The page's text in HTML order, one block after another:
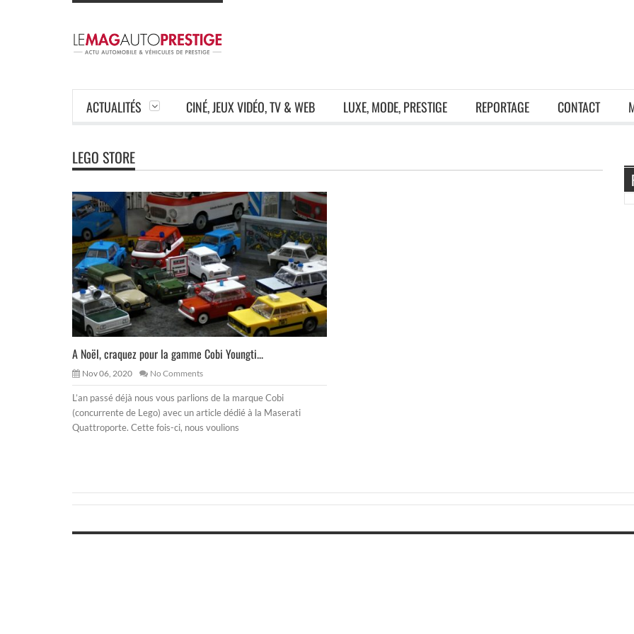
ACTUALITÉS CINÉ, JEUX VIDÉO, TV & WEB LUXE, MODE, PRESTIGE REPORTAGE CONTACT
LEGO STORE
A Noël, craquez pour la gamme Cobi Youngti...
Nov 06, 2020 No Comments
L’an passé déjà nous vous parlions de la marque Cobi
(concurrente de Lego) avec un article dédié à la Maserati
Quattroporte. Cette fois-ci, nous voulions